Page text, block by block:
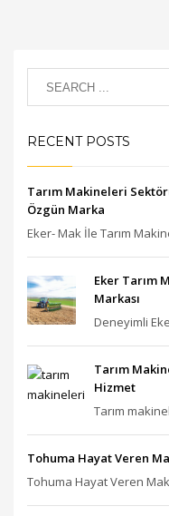
RECENT POSTS
Tarım Makineleri
Özgün Marka
Eker- Mak İle Tarım
Eker Tarım
Markası
Deneyimli
Tarım
Hizmet
Tarım
Tohuma Hayat Veren
Tohuma Hayat Veren